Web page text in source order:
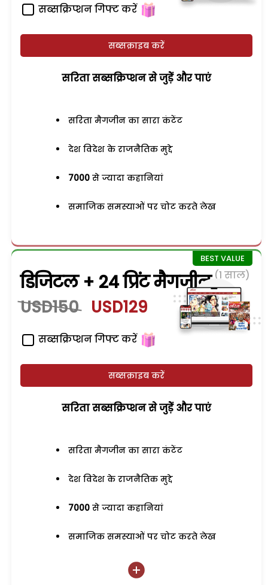
सब्सक्रिप्शन गिफ्ट करें
सब्सक्राइब करें
सरिता सब्सक्रिप्शन से जुड़ेें और पाएं
सरिता मैगजीन का सारा कंटेंट
देश विदेश के राजनैतिक मुद्दे
7000 से ज्यादा कहानियां
समाजिक समस्याओं पर चोट करते लेख
डिजिटल + 24 प्रिंट मैगजीन (1 साल)
USD150 USD129
सब्सक्रिप्शन गिफ्ट करें
सब्सक्राइब करें
सरिता सब्सक्रिप्शन से जुड़ेें और पाएं
सरिता मैगजीन का सारा कंटेंट
देश विदेश के राजनैतिक मुद्दे
7000 से ज्यादा कहानियां
समाजिक समस्याओं पर चोट करते लेख